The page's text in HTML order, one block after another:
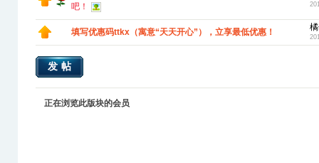
吧！
填写优惠码ttkx（寓意“天天开心”），立享最低优惠！
发帖
正在浏览此版块的会员